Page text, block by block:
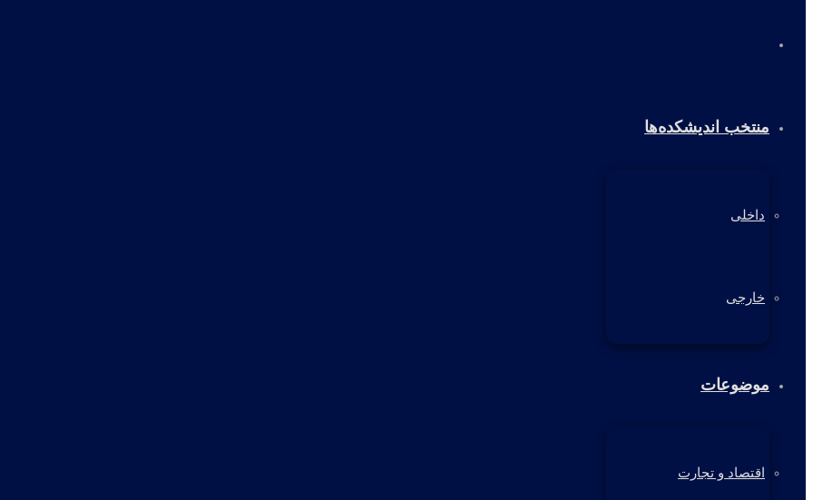
منتخب اندیشکده‌ها
داخلی
خارجی
موضوعات
اقتصاد و تجارت